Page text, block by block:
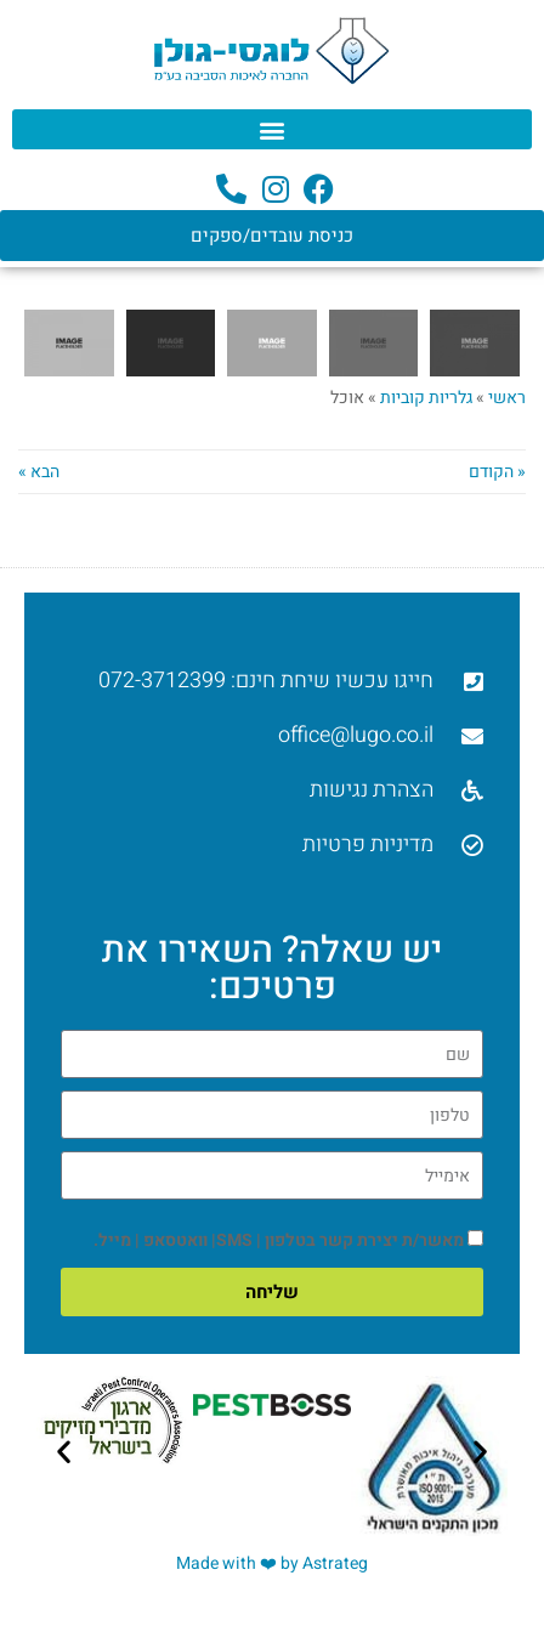
כניסת עובדים/ספקים
ראשי»גלריות קוביות»אוכל
« הקודם הבא »
חייגו עכשיו שיחת חינם: 072-3712399
office@lugo.co.il
הצהרת נגישות
מדיניות פרטיות
יש שאלה? השאירו את
פרטיכם:
מאשר/ת יצירת קשר בטלפון | SMS| וואטסאפ | מייל.
שליחה
Made with ❤️ by Astrateg